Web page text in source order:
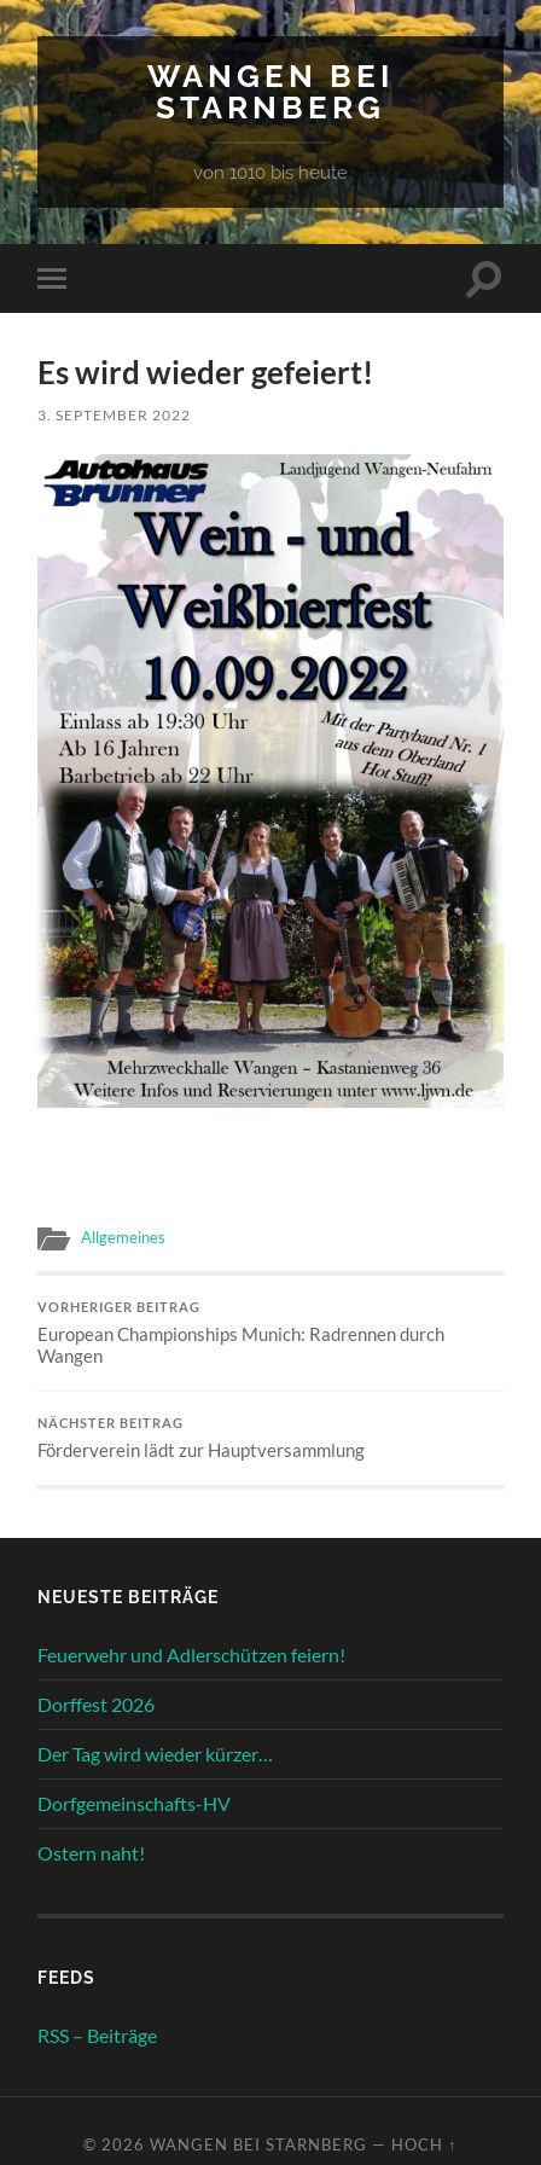
WANGEN BEI
STARNBERG
von 1010 bis heute
Mobile-
Menü
Es wird wieder gefeiert!
3. SEPTEMBER 2022
Allgemeines
VORHERIGER BEITRAG
European Championships Munich: Radrennen durch
Wangen
NÄCHSTER BEITRAG
Förderverein lädt zur Hauptversammlung
NEUESTE BEITRÄGE
Feuerwehr und Adlerschützen feiern!
Dorffest 2026
Der Tag wird wieder kürzer…
Dorfgemeinschafts-HV
Ostern naht!
FEEDS
RSS – Beiträge
© 2026 WANGEN BEI STARNBERG — HOCH ↑